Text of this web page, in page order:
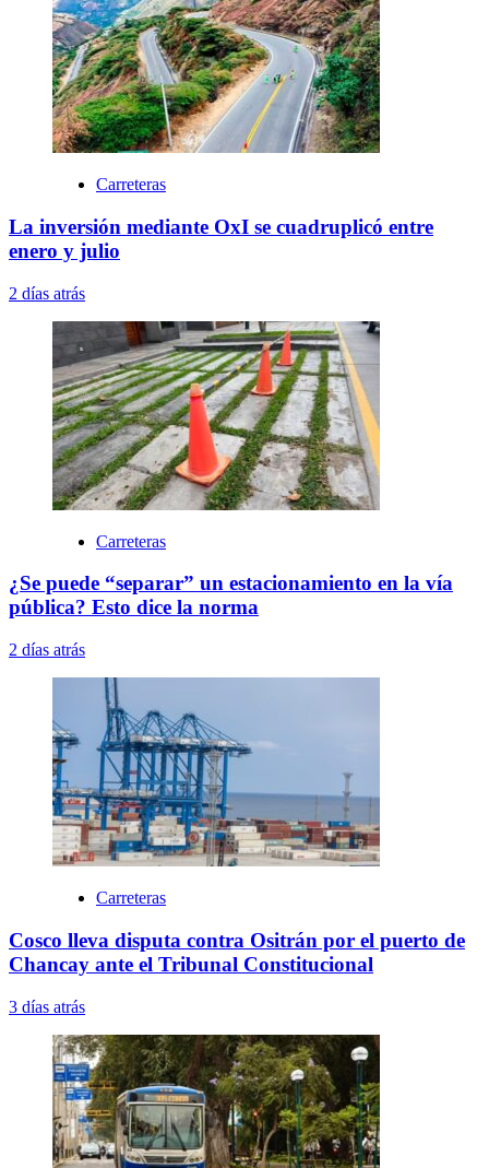
Carreteras
La inversión mediante OxI se cuadruplicó entre
enero y julio
2 días atrás
Carreteras
¿Se puede “separar” un estacionamiento en la vía
pública? Esto dice la norma
2 días atrás
Carreteras
Cosco lleva disputa contra Ositrán por el puerto de
Chancay ante el Tribunal Constitucional
3 días atrás